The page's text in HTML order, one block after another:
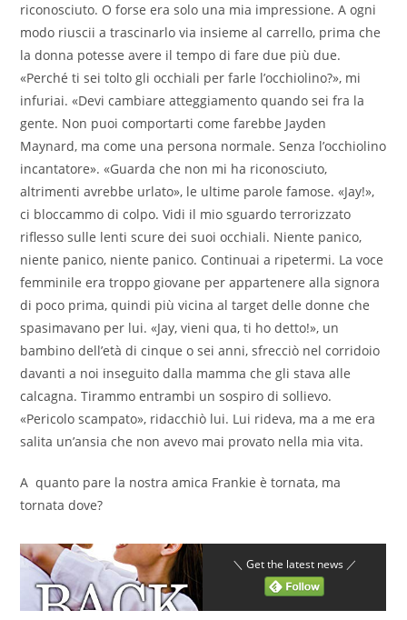
riconosciuto. O forse era solo una mia impressione. A ogni
modo riuscii a trascinarlo via insieme al carrello, prima che
la donna potesse avere il tempo di fare due più due.
«Perché ti sei tolto gli occhiali per farle l’occhiolino?», mi
infuriai. «Devi cambiare atteggiamento quando sei fra la
gente. Non puoi comportarti come farebbe Jayden
Maynard, ma come una persona normale. Senza l’occhiolino
incantatore». «Guarda che non mi ha riconosciuto,
altrimenti avrebbe urlato», le ultime parole famose. «Jay!»,
ci bloccammo di colpo. Vidi il mio sguardo terrorizzato
riflesso sulle lenti scure dei suoi occhiali. Niente panico,
niente panico, niente panico. Continuai a ripetermi. La voce
femminile era troppo giovane per appartenere alla signora
di poco prima, quindi più vicina al target delle donne che
spasimavano per lui. «Jay, vieni qua, ti ho detto!», un
bambino dell’età di cinque o sei anni, sfrecciò nel corridoio
davanti a noi inseguito dalla mamma che gli stava alle
calcagna. Tirammo entrambi un sospiro di sollievo.
«Pericolo scampato», ridacchiò lui. Lui rideva, ma a me era
salita un’ansia che non avevo mai provato nella mia vita.
A quanto pare la nostra amica Frankie è tornata, ma
tornata dove?
＼ Get the latest news ／